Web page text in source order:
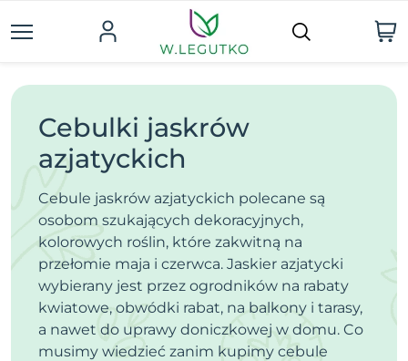
Cebulki jaskrów
azjatyckich
Cebule jaskrów azjatyckich polecane są
osobom szukających dekoracyjnych,
kolorowych roślin, które zakwitną na
przełomie maja i czerwca. Jaskier azjatycki
wybierany jest przez ogrodników na rabaty
kwiatowe, obwódki rabat, na balkony i tarasy,
a nawet do uprawy doniczkowej w domu. Co
musimy wiedzieć zanim kupimy cebule